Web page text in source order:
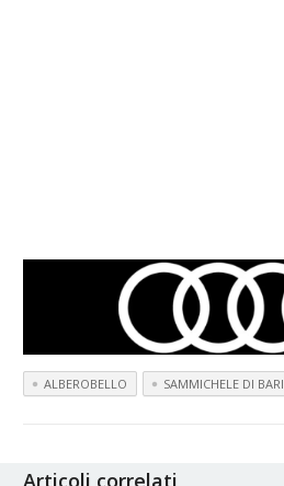
ALBEROBELLO SAMMICHELE DI BARI
Articoli correlati